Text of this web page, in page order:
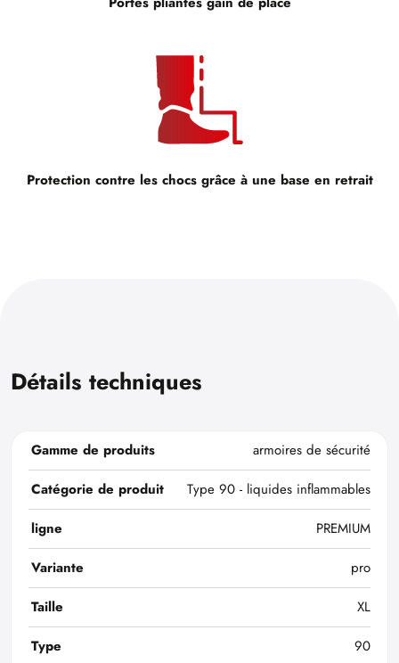
Protection contre les chocs grâce à une base en retrait
Détails techniques
Gamme de produits
armoires de sécurité
Catégorie de produit
Type 90 - liquides inflammables
ligne
PREMIUM
Variante
pro
Taille
XL
Type
90